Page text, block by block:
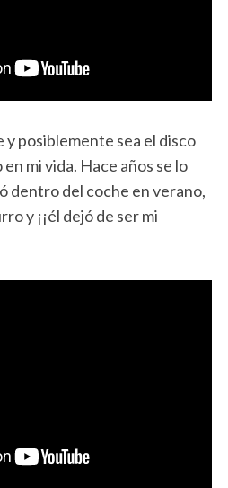
y posiblemente sea el disco
mi vida. Hace años se lo
dentro del coche en verano,
y ¡¡él dejó de ser mi